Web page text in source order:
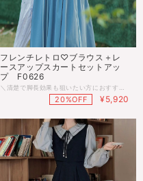
フレンチレトロ♡ブラウス＋レ
ースアップスカートセットアッ
プ F0626
＼清楚で脚長効果も狙いたい方におすすめのセットアップ／ ボウタイリボンが可愛いシフォンブラウスとレースアップスカートの2点セット♡ ハイウエストデザインでスタイルアップが叶います。 5色展開でお気に入りの色を選べるのも嬉しいポイント♪ デートやお出かけ、ちょっとしたおしゃれにぴったりのアイテムです◎ ♥半袖デザインはこちら→https://shop.retro-n.com/items/144151413 ■モデル 身長158cm（Sサイズ着用） ■サイズ XS：着丈84cm 胸囲 84cm ウエスト68-72cm 袖丈58cm Ｓ：着丈85cm 胸囲 88cm ウエスト72-76cm 袖丈59cm Ｍ：着丈86cm 胸囲 92cm ウエスト76-80cm 袖丈60cm Ｌ：着丈87cm 胸囲 96cm ウエスト80-84cm 袖丈61cm XL：着丈88cm 胸囲100cm ウエスト84-88cm 袖丈62cm ※多少の差がございます。目安とお考え下さい。 ■カラー ブルー、グリーン、ブラック、パープル、レッド ♡おすすめテイスト♡ レトロガーリー / フレンチガーリー / ガーリーコーデ 韓国ファッション / レディースファッション セットアップ / ロングスカート / 長袖ブラウス / ボウタイリボン ◌◍.......................................................................⿻*.· ※ご注文確定(ご決済)後、到着まで【10日前後】のお時間をいただいております。 (※商品の状況によっては、最大3週間前後かかる場合もございます。) 1日でも早くお客様のもとに届くよう手配させていただきます。 ・沖縄離島は送料プラス1500円頂戴しております。 ・こちらは海外のインポート品となります。 ・海外製のため、つくりがあまい場合があります。 ・お手持ちのスマートフォンの画面により商品の色に若干の差がございます。 ・イメージ違いやサイズ交換等、お客さまご都合による交換、返品は対応出来かねる場合がございます。 ◌◍.......................................................................⿻*.·
20%OFF ¥5,920